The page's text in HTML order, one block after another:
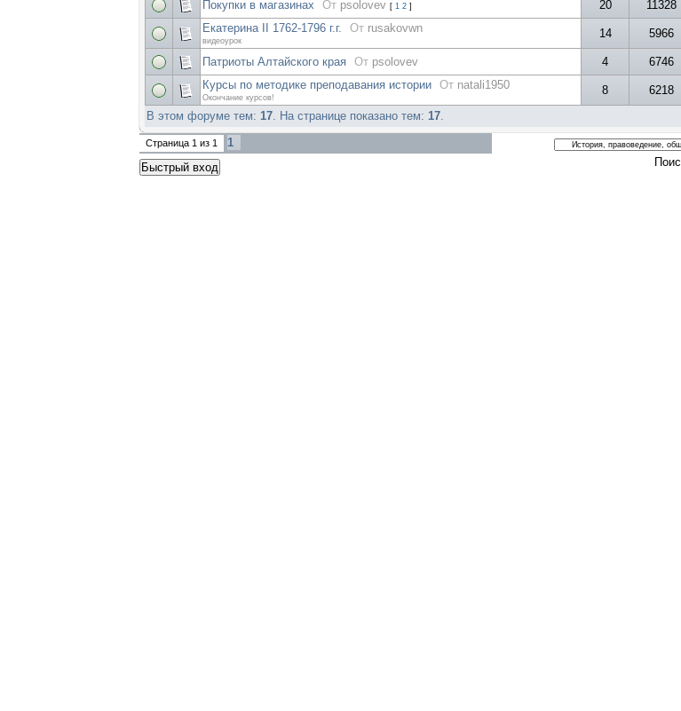
Покупки в магазинах От psolovev [ 1 2 ] 20 11328
Екатерина II 1762-1796 г.г. От rusakovwn
видеоурок
14 5966
Патриоты Алтайского края От psolovev 4 6746
Курсы по методике преподавания истории От natali1950
Окончание курсов!
8 6218
В этом форуме тем: 17. На странице показано тем: 17.
Страница 1 из 1
1